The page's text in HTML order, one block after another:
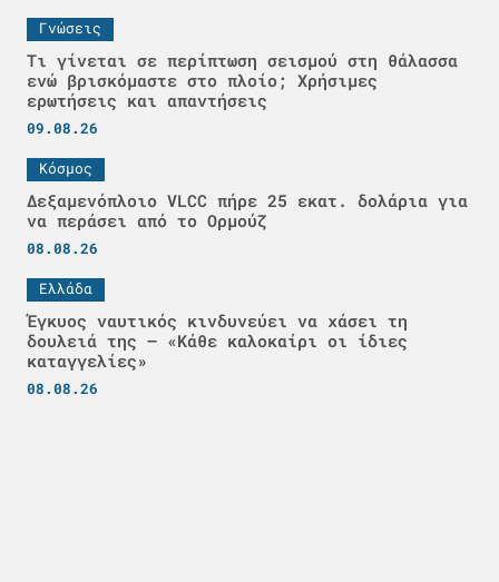
Γνώσεις
Τι γίνεται σε περίπτωση σεισμού στη θάλασσα
ενώ βρισκόμαστε στο πλοίο; Χρήσιμες
ερωτήσεις και απαντήσεις
09.08.26
Κόσμος
Δεξαμενόπλοιο VLCC πήρε 25 εκατ. δολάρια για
να περάσει από το Ορμούζ
08.08.26
Ελλάδα
Έγκυος ναυτικός κινδυνεύει να χάσει τη
δουλειά της – «Κάθε καλοκαίρι οι ίδιες
καταγγελίες»
08.08.26